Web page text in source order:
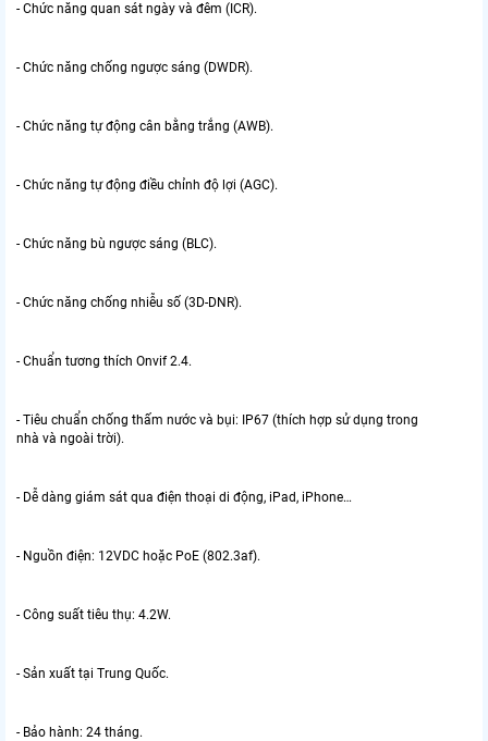
- Chức năng quan sát ngày và đêm (ICR).
- Chức năng chống ngược sáng (DWDR).
- Chức năng tự động cân bằng trắng (AWB).
- Chức năng tự động điều chỉnh độ lợi (AGC).
- Chức năng bù ngược sáng (BLC).
- Chức năng chống nhiễu số (3D-DNR).
- Chuẩn tương thích Onvif 2.4.
- Tiêu chuẩn chống thấm nước và bụi: IP67 (thích hợp sử dụng trong
nhà và ngoài trời).
- Dễ dàng giám sát qua điện thoại di động, iPad, iPhone…
- Nguồn điện: 12VDC hoặc PoE (802.3af).
- Công suất tiêu thụ: 4.2W.
- Sản xuất tại Trung Quốc.
- Bảo hành: 24 tháng.